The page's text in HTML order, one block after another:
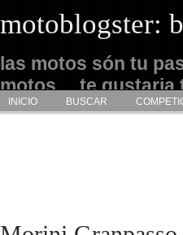
motoblogster:
las motos són tu
motos… te gustaria
admirarlas… este
INICIO BUSCAR